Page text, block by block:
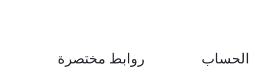
روابط مختصرة الحساب